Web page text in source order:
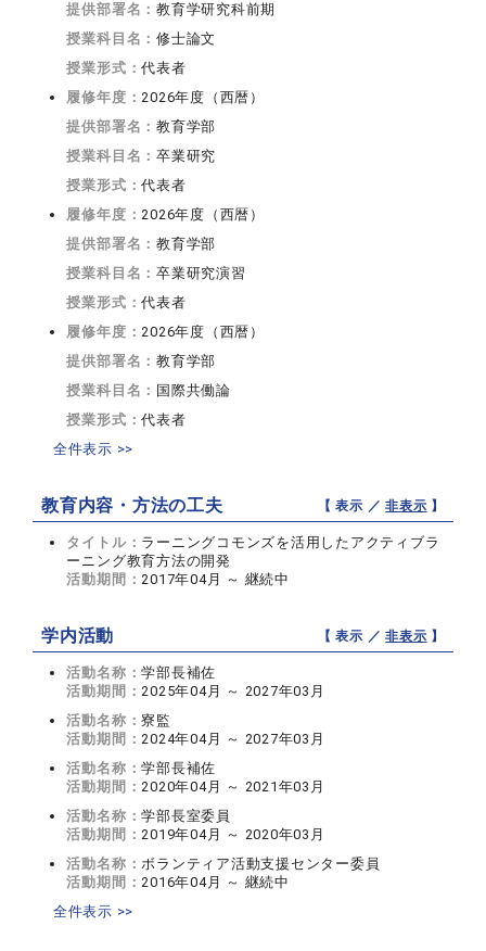
提供部署名：教育学研究科前期
授業科目名：修士論文
授業形式：代表者
履修年度：2026年度（西暦）
提供部署名：教育学部
授業科目名：卒業研究
授業形式：代表者
履修年度：2026年度（西暦）
提供部署名：教育学部
授業科目名：卒業研究演習
授業形式：代表者
履修年度：2026年度（西暦）
提供部署名：教育学部
授業科目名： 国際共働論
授業形式：代表者
全件表示 >>
教育内容・方法の工夫 【 表示 ／非表示 】
タイトル： ラーニングコモンズを活用したアクティブラ
ーニング教育方法の開発
活動期間：2017年04月 ～ 継続中
学内活動 【 表示 ／非表示 】
活動名称：学部長補佐
活動期間：2025年04月 ～ 2027年03月
活動名称：寮監
活動期間：2024年04月 ～ 2027年03月
活動名称：学部長補佐
活動期間：2020年04月 ～ 2021年03月
活動名称：学部長室委員
活動期間：2019年04月 ～ 2020年03月
活動名称：ボランティア活動支援センター委員
活動期間：2016年04月 ～ 継続中
全件表示 >>